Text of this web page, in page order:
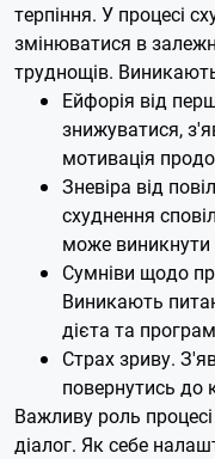
терпіння. У процесі
змінюватися в
труднощів.
Ейфорія від
знижуватися,
мотивація
Зневіра від
схуднення
може виникнути
Сумніви щодо
Виникають
дієта та
Страх зриву.
повернутись до
Важливу роль
діалог. Як себе